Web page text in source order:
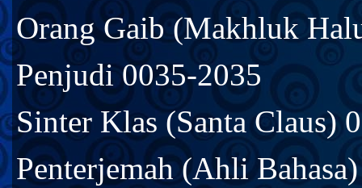
Orang Gaib (Makhluk
Penjudi 0035-2035
Sinter Klas (Santa Claus)
Penterjemah (Ahli